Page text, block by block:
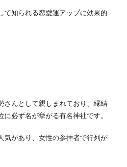
て知られる恋愛運アップに効果的
さんとして親しまれており、縁結
必ず名が挙がる有名神社です。
気があり、女性の参拝者で行列が